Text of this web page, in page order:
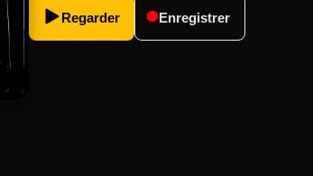
Regarder Enregistrer